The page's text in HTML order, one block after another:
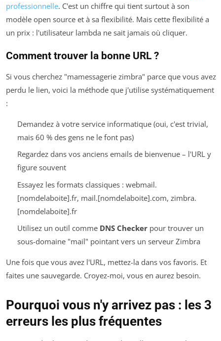
professionnelle. C'est un chiffre qui tient surtout à son
modèle open source et à sa flexibilité. Mais cette flexibilité a
un prix : l'utilisateur lambda ne sait jamais où cliquer.
Comment trouver la bonne URL ?
Si vous cherchez "mamessagerie zimbra" parce que vous avez
perdu le lien, voici la méthode que j'utilise systématiquement
:
Demandez à votre service informatique (oui, c'est trivial,
mais 60 % des gens ne le font pas)
Regardez dans vos anciens emails de bienvenue – l'URL y
figure souvent
Essayez les formats classiques : webmail.
[nomdelaboite].fr, mail.[nomdelaboite].com, zimbra.
[nomdelaboite].fr
Utilisez un outil comme DNS Checkerpour trouver un
sous-domaine "mail" pointant vers un serveur Zimbra
Une fois que vous avez l'URL, mettez-la dans vos favoris. Et
faites une sauvegarde. Croyez-moi, vous en aurez besoin.
Pourquoi vous n'y arrivez pas : les 3
erreurs les plus fréquentes